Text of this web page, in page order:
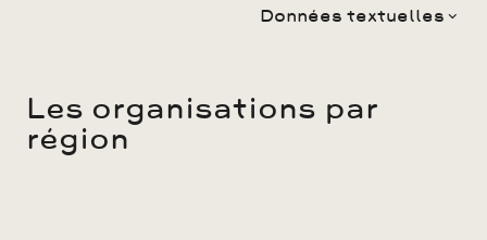
Données textuelles
Les organisations par
région